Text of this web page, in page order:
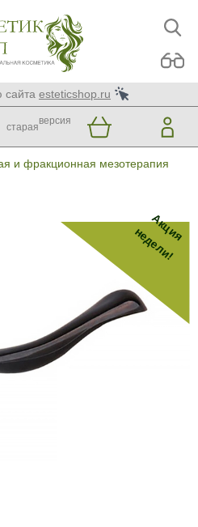
сайта esteticshop.ru
старая
версия
и фракционная мезотерапия
Акция
недели!